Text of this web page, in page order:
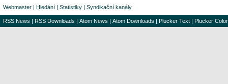
Webmaster | Hledání | Statistiky | Syndikační kanály
RSS News | RSS Downloads | Atom News | Atom Downloads | Plucker Text | Plucker Color